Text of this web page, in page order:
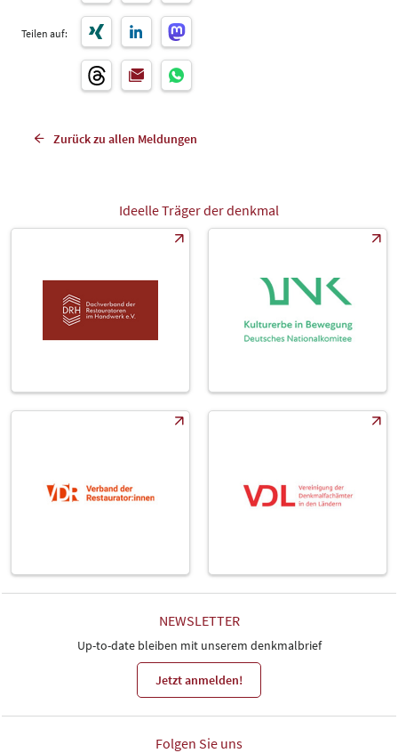
Teilen auf:
Zurück zu allen Meldungen
Ideelle Träger der denkmal
NEWSLETTER
Up-to-date bleiben mit unserem denkmalbrief
Jetzt anmelden!
Folgen Sie uns